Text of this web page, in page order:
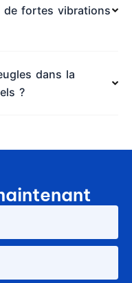
de fortes vibrations
dans la
?